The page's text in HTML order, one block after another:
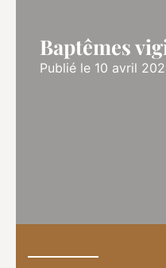
Baptêmes
Publié le 10 avril